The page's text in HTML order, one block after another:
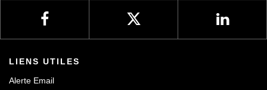
LIENS UTILES
Alerte Email